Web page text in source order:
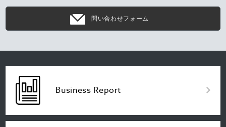
問い合わせフォーム
Business Report